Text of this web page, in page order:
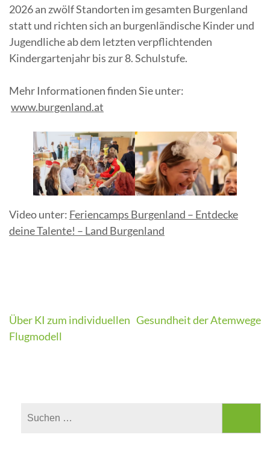
2026 an zwölf Standorten im gesamten Burgenland
statt und richten sich an burgenländische Kinder und
Jugendliche ab dem letzten verpflichtenden
Kindergartenjahr bis zur 8. Schulstufe.
Mehr Informationen finden Sie unter:
www.burgenland.at
Video unter: Feriencamps Burgenland – Entdecke
deine Talente! – Land Burgenland
Beitragsnavigation
Über KI zum individuellen
Flugmodell
Gesundheit der Atemwege